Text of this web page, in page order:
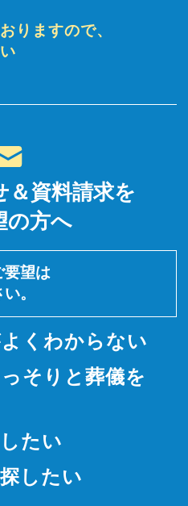
りますので、
＆資料請求を
の方へ
要望は
。
くわからない
そりと 葬儀を
たい
したい